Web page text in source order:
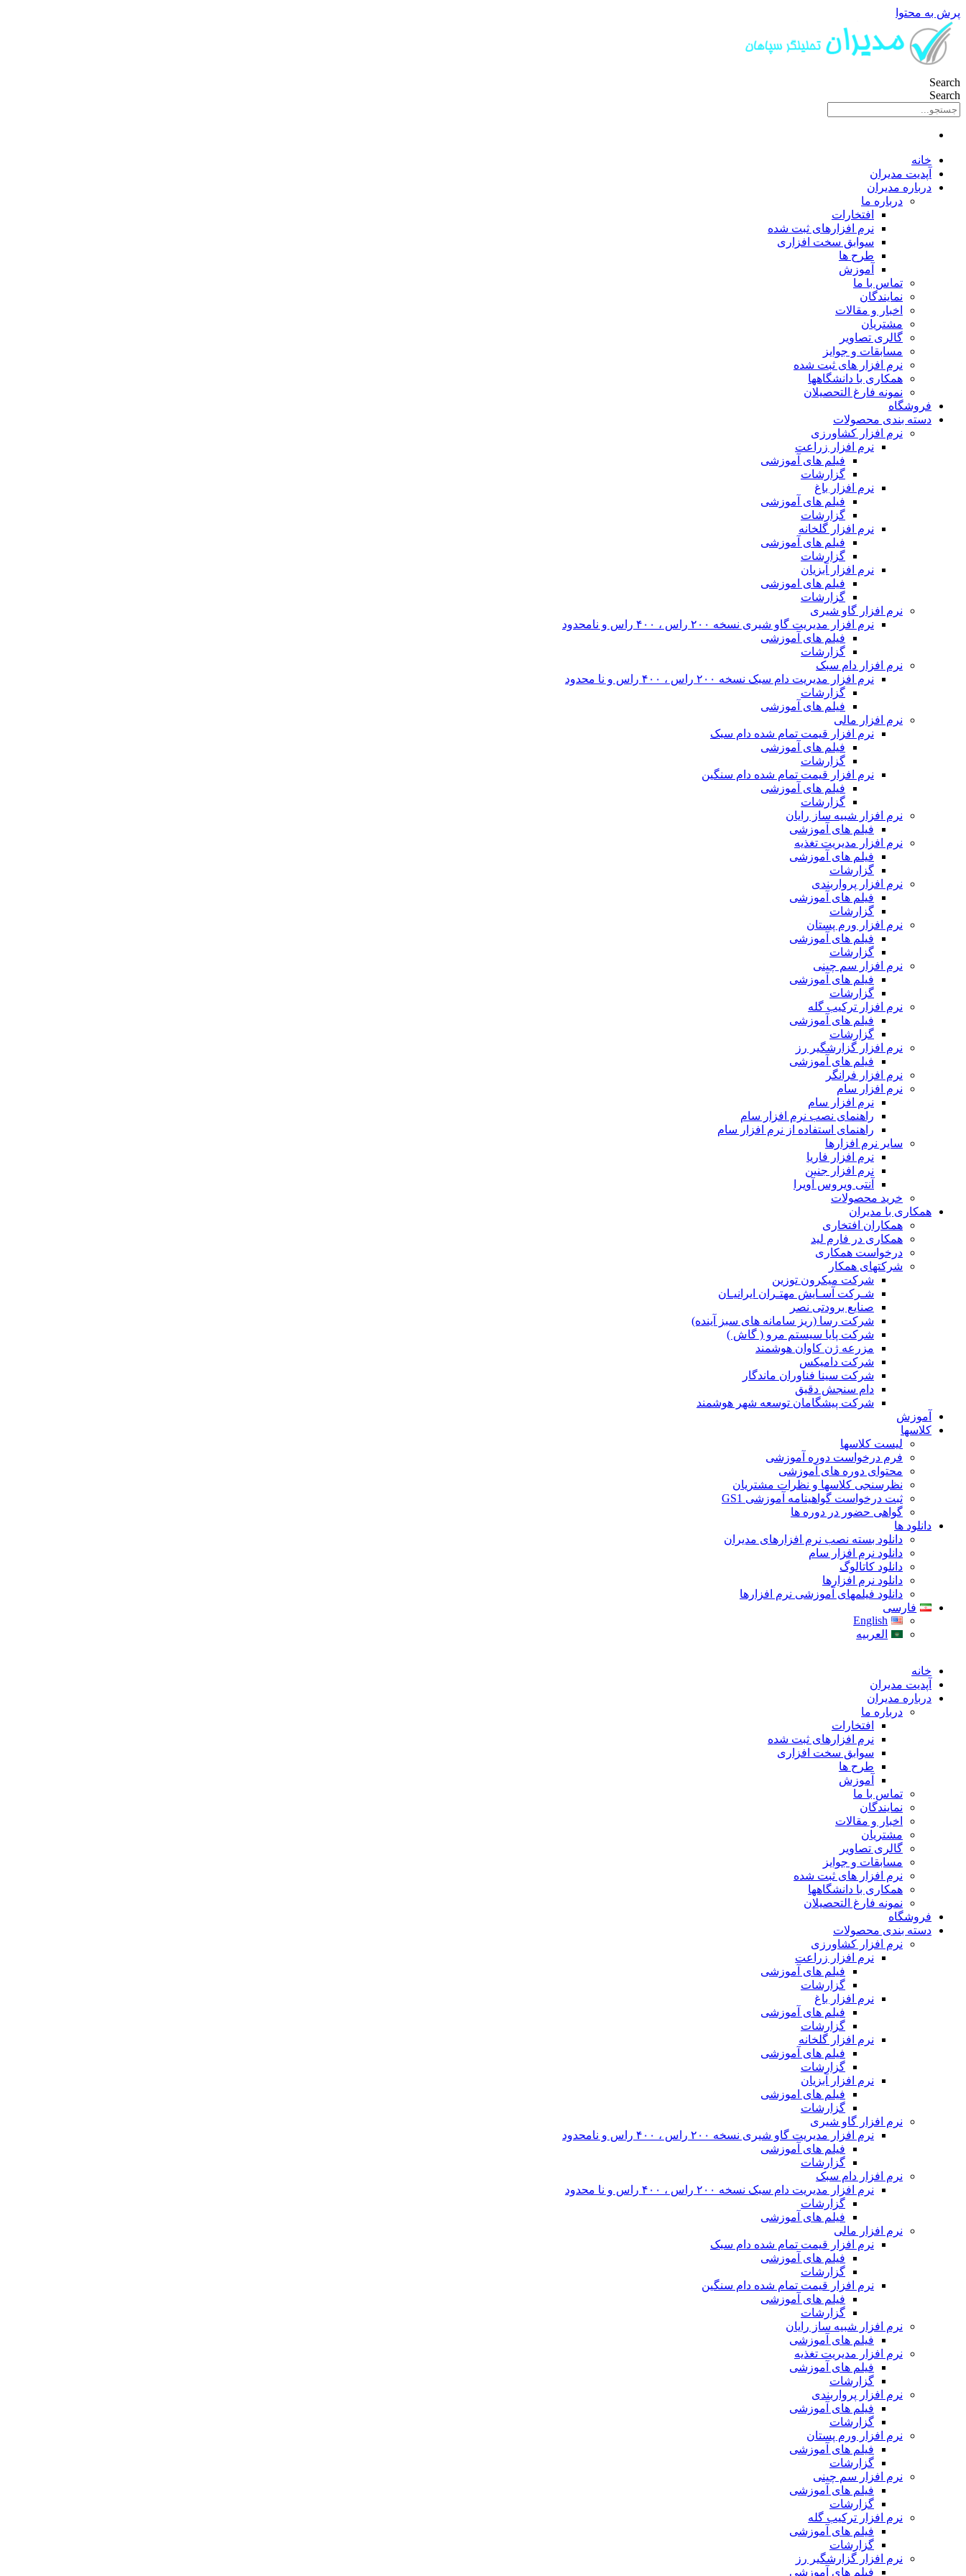
پرش به محتوا
Search
Search
خانه
آپدیت مدیران
درباره مدیران
درباره ما
افتخارات
نرم افزارهای ثبت شده
سوابق سخت افزاری
طرح ها
آموزش
تماس با ما
نمایندگان
اخبار و مقالات
مشتریان
گالری تصاویر
مسابقات و جوایز
نرم افزار های ثبت شده
همکاری با دانشگاهها
نمونه فارغ التحصیلان
فروشگاه
دسته بندی محصولات
نرم افزار کشاورزی
نرم افزار زراعت
فیلم های آموزشی
گزارشات
نرم افزار باغ
فیلم های آموزشی
گزارشات
نرم افزار گلخانه
فیلم های آموزشی
گزارشات
نرم افزار آبزیان
فیلم های اموزشی
گزارشات
نرم افزار گاو شیری
نرم افزار مدیریت گاو شیری نسخه ۲۰۰ راس ، ۴۰۰ راس و نامحدود
فیلم های آموزشی
گزارشات
نرم افزار دام سبک
نرم افزار مدیریت دام سبک نسخه ۲۰۰ راس ، ۴۰۰ راس و نا محدود
گزارشات
فیلم های آموزشی
نرم افزار مالی
نرم افزار قیمت تمام شده دام سبک
فیلم های آموزشی
گزارشات
نرم افزار قیمت تمام شده دام سنگین
فیلم های آموزشی
گزارشات
نرم افزار شبیه ساز رایان
فیلم های آموزشی
نرم افزار مدیریت تغذیه
فیلم های آموزشی
گزارشات
نرم افزار پرواربندی
فیلم های آموزشی
گزارشات
نرم افزار ورم پستان
فیلم های آموزشی
گزارشات
نرم افزار سم چینی
فیلم های آموزشی
گزارشات
نرم افزار ترکیب گله
فیلم های آموزشی
گزارشات
نرم افزار گزارشگیر رز
فیلم های آموزشی
نرم افزار فرانگر
نرم افزار سام
نرم افزار سام
راهنمای نصب نرم افزار سام
راهنمای استفاده از نرم افزار سام
سایر نرم افزارها
نرم افزار فاریا
نرم افزار جنین
آنتی ویروس آویرا
خرید محصولات
همکاری با مدیران
همکاران افتخاری
همکاری در فارم لید
درخواست همکاری
شرکتهای همکار
شرکت میکرون توزین
شـرکت آسـایش مهتـران ایرانیـان
صنایع برودتی نصر
شرکت رسا (ریز سامانه های سبز آینده)
شرکت پایا سیستم مرو ( گاش )
مزرعه ژن کاوان هوشمند
شرکت دامیکس
شرکت سینا فناوران ماندگار
دام سنجش دقیق
شرکت پیشگامان توسعه شهر هوشمند
آموزش
کلاسها
لیست کلاسها
فرم درخواست دوره آموزشی
محتوای دوره های آموزشی
نظرسنجی کلاسها و نظرات مشتریان
ثبت درخواست گواهینامه آموزشی GS1
گواهی حضور در دوره ها
دانلود ها
دانلود بسته نصب نرم افزارهای مدیران
دانلود نرم افزار سام
دانلود کاتالوگ
دانلود نرم افزارها
دانلود فیلمهای آموزشی نرم افزارها
فارسی
English
العربیه
خانه
آپدیت مدیران
درباره مدیران
درباره ما
افتخارات
نرم افزارهای ثبت شده
سوابق سخت افزاری
طرح ها
آموزش
تماس با ما
نمایندگان
اخبار و مقالات
مشتریان
گالری تصاویر
مسابقات و جوایز
نرم افزار های ثبت شده
همکاری با دانشگاهها
نمونه فارغ التحصیلان
فروشگاه
دسته بندی محصولات
نرم افزار کشاورزی
نرم افزار زراعت
فیلم های آموزشی
گزارشات
نرم افزار باغ
فیلم های آموزشی
گزارشات
نرم افزار گلخانه
فیلم های آموزشی
گزارشات
نرم افزار آبزیان
فیلم های اموزشی
گزارشات
نرم افزار گاو شیری
نرم افزار مدیریت گاو شیری نسخه ۲۰۰ راس ، ۴۰۰ راس و نامحدود
فیلم های آموزشی
گزارشات
نرم افزار دام سبک
نرم افزار مدیریت دام سبک نسخه ۲۰۰ راس ، ۴۰۰ راس و نا محدود
گزارشات
فیلم های آموزشی
نرم افزار مالی
نرم افزار قیمت تمام شده دام سبک
فیلم های آموزشی
گزارشات
نرم افزار قیمت تمام شده دام سنگین
فیلم های آموزشی
گزارشات
نرم افزار شبیه ساز رایان
فیلم های آموزشی
نرم افزار مدیریت تغذیه
فیلم های آموزشی
گزارشات
نرم افزار پرواربندی
فیلم های آموزشی
گزارشات
نرم افزار ورم پستان
فیلم های آموزشی
گزارشات
نرم افزار سم چینی
فیلم های آموزشی
گزارشات
نرم افزار ترکیب گله
فیلم های آموزشی
گزارشات
نرم افزار گزارشگیر رز
فیلم های آموزشی